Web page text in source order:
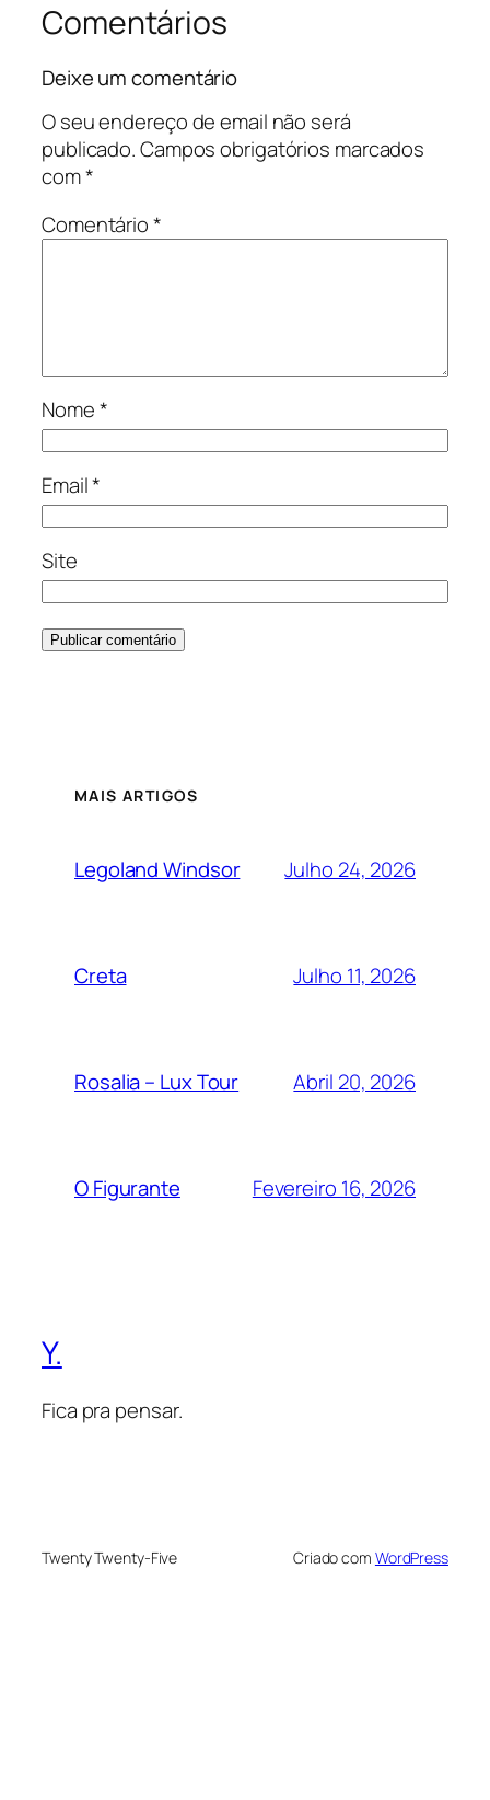
Comentários
Deixe um comentário
O seu endereço de email não será
publicado.Campos obrigatórios marcados
com*
Comentário*
Nome*
Email*
Site
MAIS ARTIGOS
Legoland Windsor Julho 24, 2026
Creta Julho 11, 2026
Rosalia – Lux Tour Abril 20, 2026
O Figurante Fevereiro 16, 2026
Y.
Fica pra pensar.
Twenty Twenty-Five Criado com WordPress